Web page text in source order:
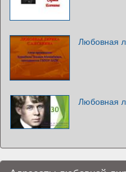
Любовная
Любовная